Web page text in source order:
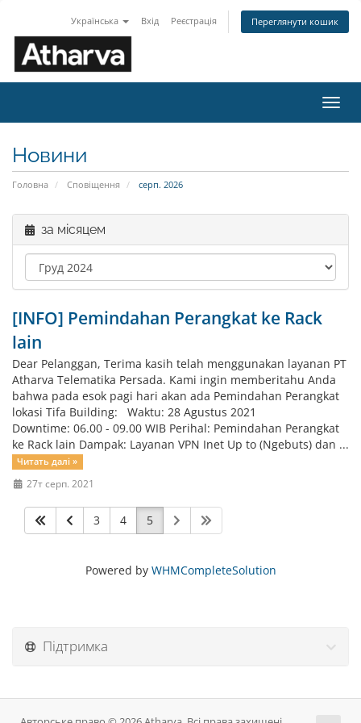
Українська Вхід Реєстрація Переглянути кошик
Новини
Головна Сповіщення серп. 2026
за місяцем
[INFO] Pemindahan Perangkat ke Rack
lain
Dear Pelanggan, Terima kasih telah menggunakan layanan PT
Atharva Telematika Persada. Kami ingin memberitahu Anda
bahwa pada esok pagi hari akan ada Pemindahan Perangkat
lokasi Tifa Building: Waktu: 28 Agustus 2021
Downtime: 06.00 - 09.00 WIB Perihal: Pemindahan Perangkat
ke Rack lain Dampak: Layanan VPN Inet Up to (Ngebuts) dan ...
Читать далі »
27т серп. 2021
3 4 5
Powered by WHMCompleteSolution
Підтримка